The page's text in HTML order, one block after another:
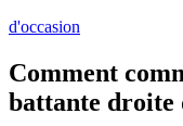
d'occasion
Comment
battante droite